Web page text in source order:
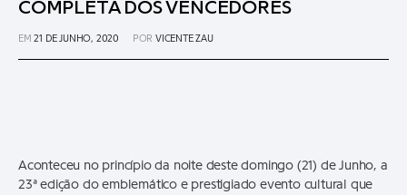
COMPLETA DOS VENCEDORES
EM21 DE JUNHO, 2020 PORVICENTE ZAU
Aconteceu no princípio da noite deste domingo (21) de Junho, a
23ª edição do emblemático e prestigiado evento cultural que